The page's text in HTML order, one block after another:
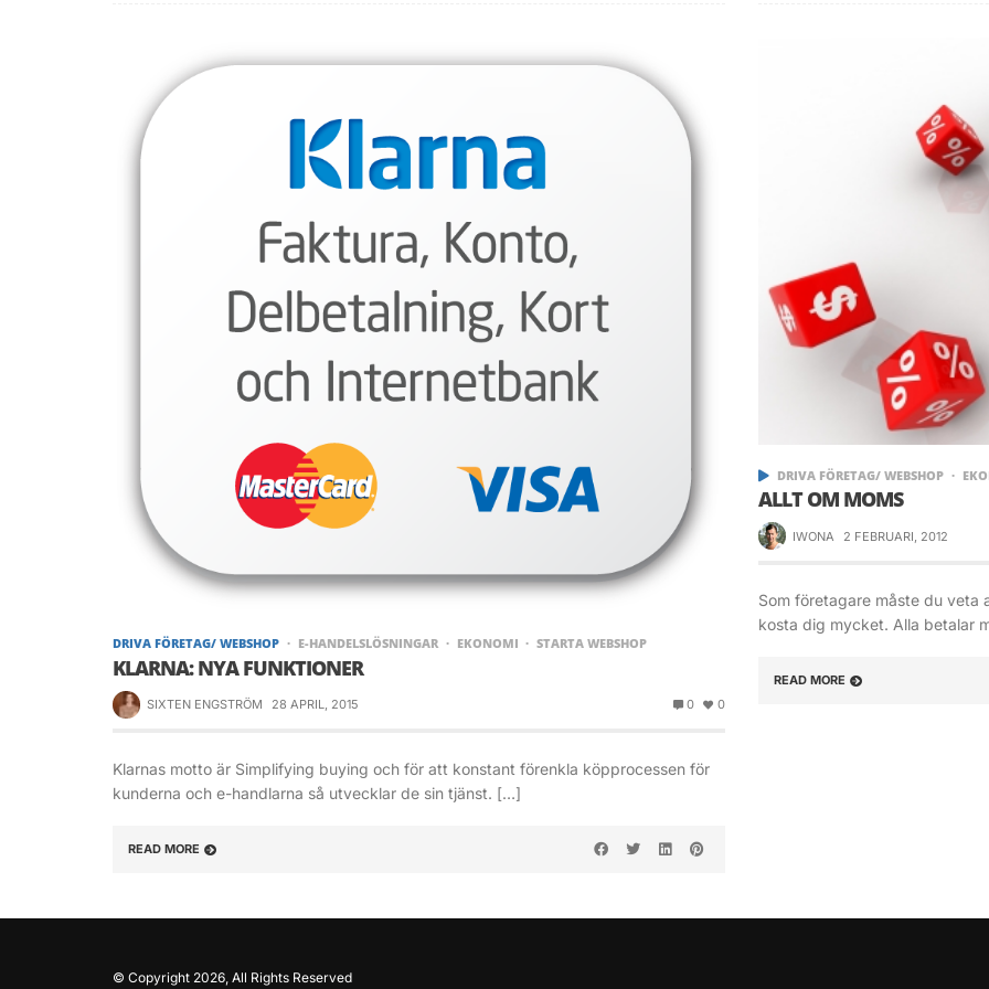
DRIVA FÖRETAG/ WEBSHOP E-HANDELSLÖSNINGAR EKONOMI STARTA WEBSHOP
KLARNA: NYA FUNKTIONER
SIXTEN ENGSTRÖM 28 APRIL, 2015 0 0
Klarnas motto är Simplifying buying och för att konstant förenkla köpprocessen för
kunderna och e-handlarna så utvecklar de sin tjänst. […]
READ MORE
DRIVA FÖRETAG/ WEBSHOP
ALLT OM MOMS
IWONA 2 FEBRUARI, 2012
Som företagare måste du veta
kosta dig mycket. Alla betalar
READ MORE
© Copyright 2026, All Rights Reserved